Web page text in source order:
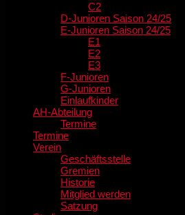
C2
D-Junioren Saison 24/25
E-Junioren Saison 24/25
E1
E2
E3
F-Junioren
G-Junioren
Einlaufkinder
AH-Abteilung
Termine
Termine
Verein
Geschäftsstelle
Gremien
Historie
Mitglied werden
Satzung